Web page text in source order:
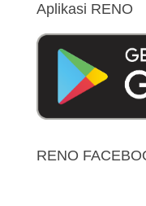
Aplikasi RENO
RENO